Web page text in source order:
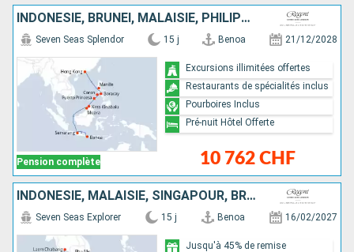
INDONÉSIE, BRUNEI, MALAISIE, PHILIPPINES, CHINE
Pension complète
Seven Seas Splendor 15 j Benoa 21/12/2028
10 762 CHF
Excursions illimitées offertes
Restaurants de spécialités inclus
Pourboires Inclus
Pré-nuit Hôtel Offerte
INDONÉSIE, MALAISIE, SINGAPOUR, BRUNEI, VIETNAM, THAÏLANDE
Seven Seas Explorer 15 j Benoa 16/02/2027
Jusqu'à 45% de remise